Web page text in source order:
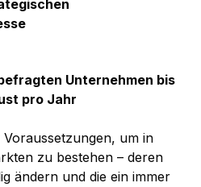
Unternehmen bis
pro Jahr
um in
zu bestehen – deren
ändern und die ein immer